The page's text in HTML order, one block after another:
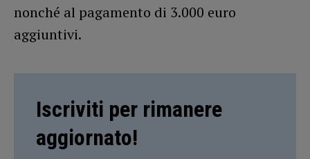
nonché al pagamento di 3.000 euro
aggiuntivi.
Iscriviti per rimanere
aggiornato!